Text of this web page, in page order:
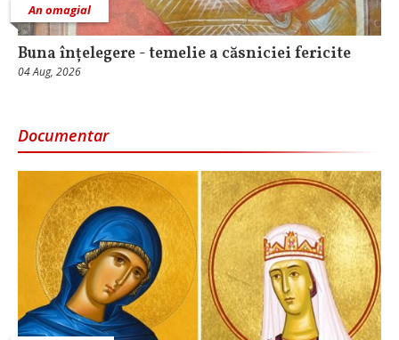
An omagial
Buna înțelegere - temelie a căsniciei fericite
04 Aug, 2026
Documentar